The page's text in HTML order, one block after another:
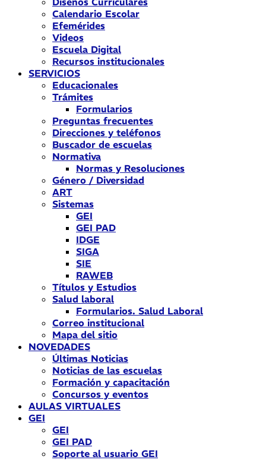
Calendario Escolar
Efemérides
Videos
Escuela Digital
Recursos institucionales
SERVICIOS
Educacionales
Trámites
Formularios
Preguntas frecuentes
Direcciones y teléfonos
Buscador de escuelas
Normativa
Normas y Resoluciones
Género / Diversidad
ART
Sistemas
GEI
GEI PAD
IDGE
SIGA
SIE
RAWEB
Títulos y Estudios
Salud laboral
Formularios. Salud Laboral
Correo institucional
Mapa del sitio
NOVEDADES
Últimas Noticias
Noticias de las escuelas
Formación y capacitación
Concursos y eventos
AULAS VIRTUALES
GEI
GEI
GEI PAD
Soporte al usuario GEI